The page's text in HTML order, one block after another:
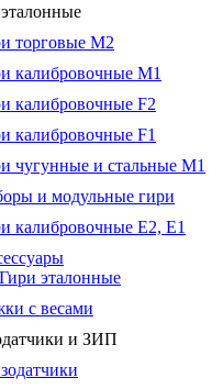
торговые М2
калибровочные М1
калибровочные F2
калибровочные F1
чугунные и стальные М1
и модульные гири
калибровочные E2, Е1
эталонные
с весами
и ЗИП